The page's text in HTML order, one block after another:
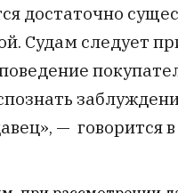
достаточно
Судам следует
— говорится